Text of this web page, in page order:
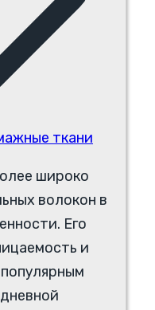
ткани
широко
волокон в
Его
и